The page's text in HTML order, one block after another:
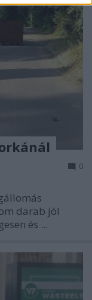
0
darab jól
és ...